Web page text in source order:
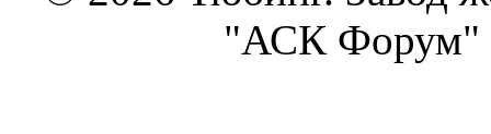
"АСК Форум"